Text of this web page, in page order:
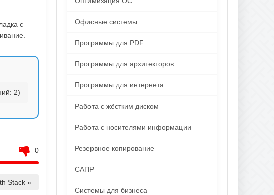
с
2)
0
Stack »
Офисные системы
Программы для PDF
Программы для архитекторов
Программы для интернета
Работа с жёстким диском
Работа с носителями информации
Резервное копирование
САПР
Системы для бизнеса